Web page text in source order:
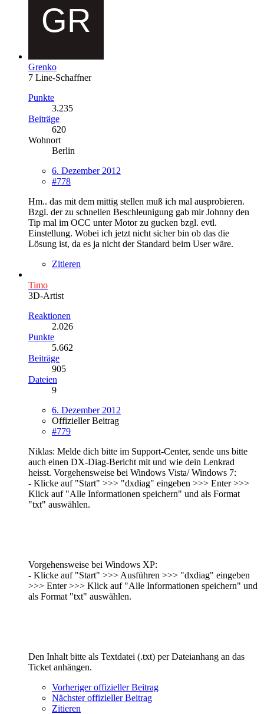
Grenko
7 Line-Schaffner
Punkte
3.235
Beiträge
620
Wohnort
Berlin
6. Dezember 2012
#778
Hm.. das mit dem mittig stellen muß ich mal ausprobieren.
Bzgl. der zu schnellen Beschleunigung gab mir Johnny den
Tip mal im OCC unter Motor zu gucken bzgl. evtl.
Einstellung. Wobei ich jetzt nicht sicher bin ob das die
Lösung ist, da es ja nicht der Standard beim User wäre.
Zitieren
Timo
3D-Artist
Reaktionen
2.026
Punkte
5.662
Beiträge
905
Dateien
9
6. Dezember 2012
Offizieller Beitrag
#779
Niklas: Melde dich bitte im Support-Center, sende uns bitte
auch einen DX-Diag-Bericht mit und wie dein Lenkrad
heisst. Vorgehensweise bei Windows Vista/ Windows 7:
- Klicke auf "Start" >>> "dxdiag" eingeben >>> Enter >>>
Klick auf "Alle Informationen speichern" und als Format
"txt" auswählen.
Vorgehensweise bei Windows XP:
- Klicke auf "Start" >>> Ausführen >>> "dxdiag" eingeben
>>> Enter >>> Klick auf "Alle Informationen speichern" und
als Format "txt" auswählen.
Den Inhalt bitte als Textdatei (.txt) per Dateianhang an das
Ticket anhängen.
Vorheriger offizieller Beitrag
Nächster offizieller Beitrag
Zitieren